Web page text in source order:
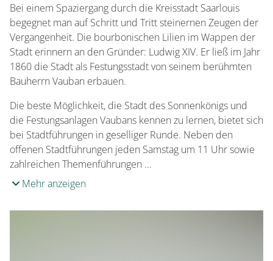
Bei einem Spaziergang durch die Kreisstadt Saarlouis
begegnet man auf Schritt und Tritt steinernen Zeugen der
Vergangenheit. Die bourbonischen Lilien im Wappen der
Stadt erinnern an den Gründer: Ludwig XIV. Er ließ im Jahr
1860 die Stadt als Festungsstadt von seinem berühmten
Bauherrn Vauban erbauen.
Die beste Möglichkeit, die Stadt des Sonnenkönigs und
die Festungsanlagen Vaubans kennen zu lernen, bietet sich
bei Stadtführungen in geselliger Runde. Neben den
offenen Stadtführungen jeden Samstag um 11 Uhr sowie
zahlreichen Themenführungen …
Mehr anzeigen